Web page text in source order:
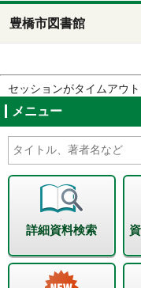
豊橋市図書館
セッションがタイムアウト
メニュー
詳細資料検索